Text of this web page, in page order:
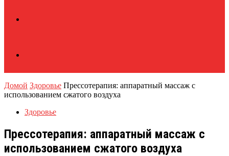
Домой Здоровье Прессотерапия: аппаратный массаж с
использованием сжатого воздуха
Здоровье
Прессотерапия: аппаратный массаж с
использованием сжатого воздуха